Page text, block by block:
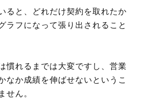
ると、どれだけ契約を取れたか
ラフになって張り出されること
慣れるまでは大変ですし、営業
なか成績を伸ばせないというこ
せん。